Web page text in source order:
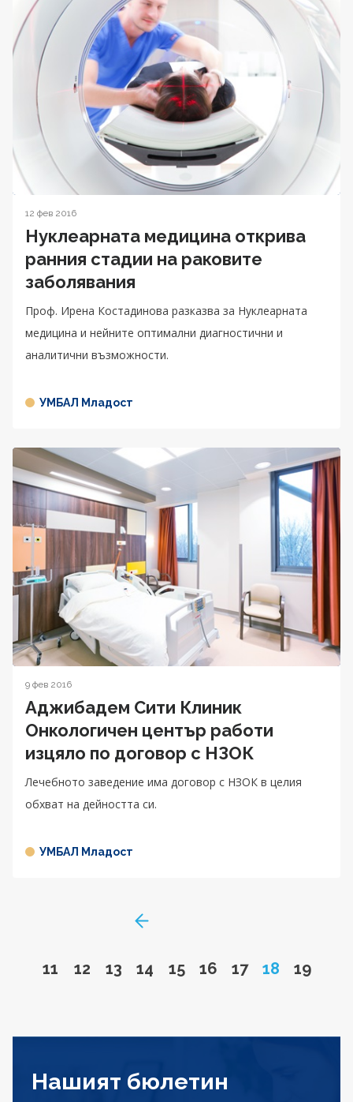
12 фев 2016
Нуклеарната медицина открива
ранния стадии на раковите
заболявания
Проф. Ирена Костадинова разказва за Нуклеарната
медицина и нейните оптимални диагностични и
аналитични възможности.
УМБАЛ Младост
9 фев 2016
Аджибадем Сити Клиник
Онкологичен център работи
изцяло по договор с НЗОК
Лечебното заведение има договор с НЗОК в целия
обхват на дейността си.
УМБАЛ Младост
Go to page
11 Go to page
12 Go to page
13 Go to page
14 Go to page
15 Go to page
16 Go to page
17 Page
18 Go to
19
Нашият бюлетин